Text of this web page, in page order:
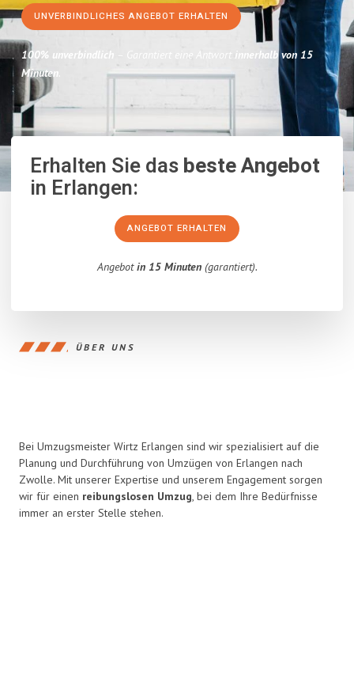
UNVERBINDLICHES ANGEBOT ERHALTEN
100% unverbindlich – Garantiert eine Antwort innerhalb von 15
Minuten.
Erhalten Sie dasbeste Angebot
in Erlangen:
ANGEBOT ERHALTEN
Angebotin 15 Minuten(garantiert).
ÜBER UNS
Bei Umzugsmeister Wirtz Erlangen sind wir spezialisiert auf die
Planung und Durchführung von Umzügen von Erlangen nach
Zwolle. Mit unserer Expertise und unserem Engagement sorgen
wir für einen reibungslosen Umzug, bei dem Ihre Bedürfnisse
immer an erster Stelle stehen.